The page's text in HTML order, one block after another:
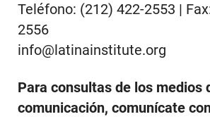
Teléfono: (212) 422-2553 |
2556
info@latinainstitute.org
Para consultas de los medios
comunicación, comunícate